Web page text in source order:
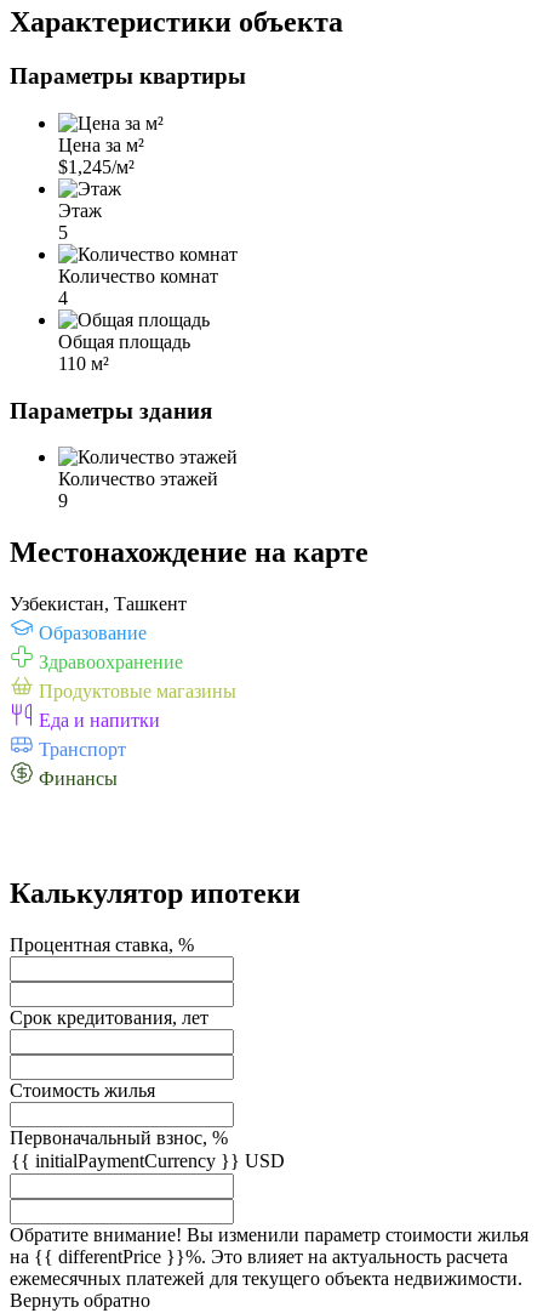
Характеристики объекта
Параметры квартиры
Цена за м²
$1,245/м²
Этаж
5
Количество комнат
4
Общая площадь
110 м²
Параметры здания
Количество этажей
9
Местонахождение на карте
Узбекистан, Ташкент
Образование
Здравоохранение
Продуктовые магазины
Еда и напитки
Транспорт
Финансы
Калькулятор ипотеки
Процентная ставка, %
Срок кредитования, лет
Стоимость жилья
Первоначальный взнос, %
{{ initialPaymentCurrency }} USD
Обратите внимание! Вы изменили параметр стоимости жилья
на {{ differentPrice }}%. Это влияет на актуальность расчета
ежемесячных платежей для текущего объекта недвижимости.
Вернуть обратно